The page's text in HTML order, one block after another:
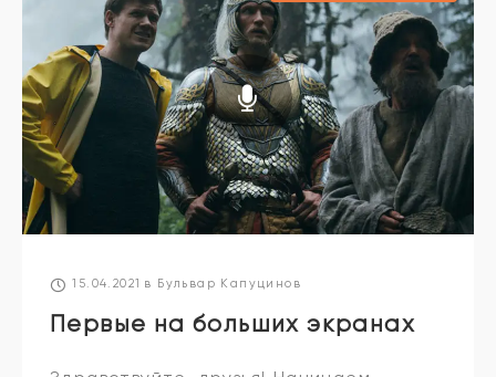
15.04.2021 в Бульвар Капуцинов
Первые на больших экранах